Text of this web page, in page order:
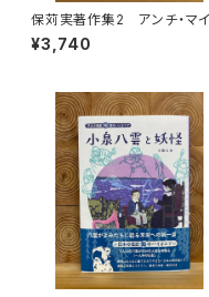
保苅実著作集2 アンチ・マ
リティ・ヒストリー
¥3,740